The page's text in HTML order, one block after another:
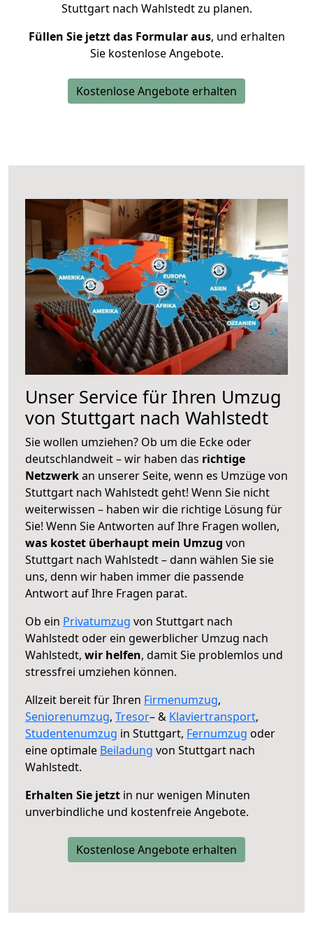
Stuttgart nach Wahlstedt zu planen.
Füllen Sie jetzt das Formular aus, und erhalten
Sie kostenlose Angebote.
Kostenlose Angebote erhalten
Unser Service für Ihren Umzug
von Stuttgart nach Wahlstedt
Sie wollen umziehen? Ob um die Ecke oder
deutschlandweit – wir haben das richtige
Netzwerkan unserer Seite, wenn es Umzüge von
Stuttgart nach Wahlstedt geht! Wenn Sie nicht
weiterwissen – haben wir die richtige Lösung für
Sie! Wenn Sie Antworten auf Ihre Fragen wollen,
was kostet überhaupt mein Umzug von
Stuttgart nach Wahlstedt – dann wählen Sie sie
uns, denn wir haben immer die passende
Antwort auf Ihre Fragen parat.
Ob ein Privatumzug von Stuttgart nach
Wahlstedt oder ein gewerblicher Umzug nach
Wahlstedt, wir helfen, damit Sie problemlos und
stressfrei umziehen können.
Allzeit bereit für Ihren Firmenumzug,
Seniorenumzug, Tresor– & Klaviertransport,
Studentenumzug in Stuttgart, Fernumzug oder
eine optimale Beiladung von Stuttgart nach
Wahlstedt.
Erhalten Sie jetzt in nur wenigen Minuten
unverbindliche und kostenfreie Angebote.
Kostenlose Angebote erhalten